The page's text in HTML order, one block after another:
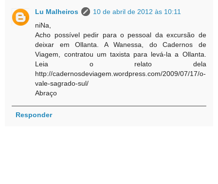
Lu Malheiros
10 de abril de 2012 às 10:11
niNa,
Acho possível pedir para o pessoal da excursão de
deixar em Ollanta. A Wanessa, do Cadernos de
Viagem, contratou um taxista para levá-la a Ollanta.
Leia o relato dela
http://cadernosdeviagem.wordpress.com/2009/07/17/o-
vale-sagrado-sul/
Abraço
Responder